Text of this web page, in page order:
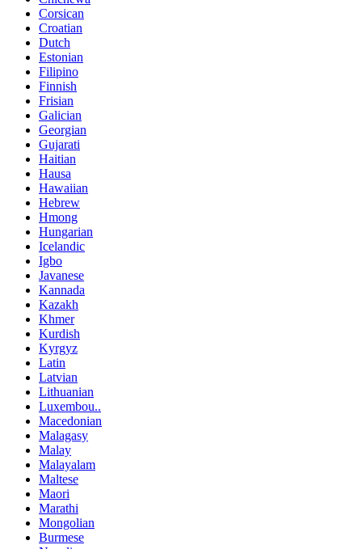
Corsican
Croatian
Dutch
Estonian
Filipino
Finnish
Frisian
Galician
Georgian
Gujarati
Haitian
Hausa
Hawaiian
Hebrew
Hmong
Hungarian
Icelandic
Igbo
Javanese
Kannada
Kazakh
Khmer
Kurdish
Kyrgyz
Latin
Latvian
Lithuanian
Luxembou..
Macedonian
Malagasy
Malay
Malayalam
Maltese
Maori
Marathi
Mongolian
Burmese